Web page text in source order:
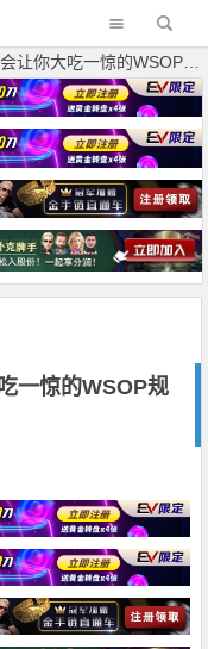
让你大吃一惊的WSOP规则
一惊的WSOP规